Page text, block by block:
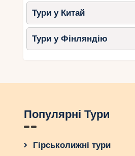
Тури у Китай
Тури у Фінляндію
Популярні Тури
Гірськолижні тури